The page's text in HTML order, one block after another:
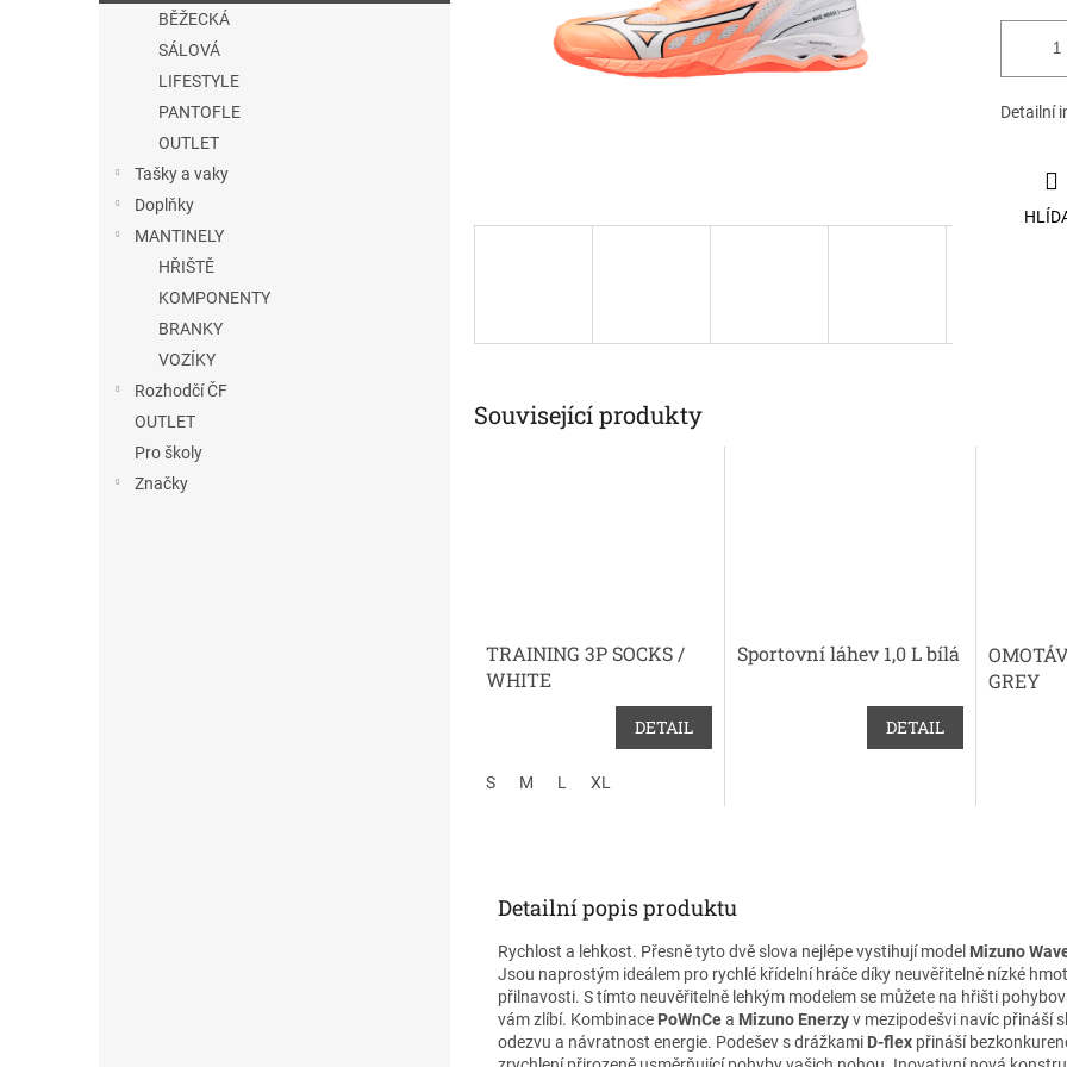
BĚŽECKÁ
SÁLOVÁ
LIFESTYLE
PANTOFLE
OUTLET
Tašky a vaky
Doplňky
MANTINELY
HŘIŠTĚ
KOMPONENTY
BRANKY
VOZÍKY
Rozhodčí ČF
OUTLET
Pro školy
Značky
Detailní
Související produkty
TRAINING 3P SOCKS /
WHITE
DETAIL
S M L XL
Sportovní láhev 1,0 L bílá
DETAIL
GREY
Detailní popis produktu
Rychlost a lehkost. Přesně tyto dvě slova nejlépe vystihují model Mizuno
Jsou naprostým ideálem pro rychlé křídelní hráče díky neuvěřitelně nízké
přilnavosti. S tímto neuvěřitelně lehkým modelem se můžete na hřišti
vám zlíbí. Kombinace PoWnCea Mizuno Enerzyv mezipodešvi navíc přináší
odezvu a návratnost energie. Podešev s drážkami D-flex přináší